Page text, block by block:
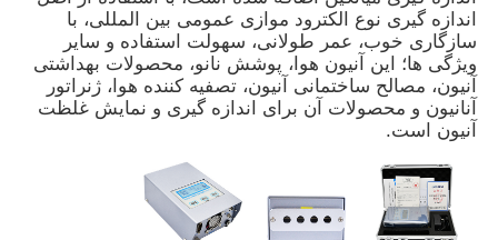
اندازه گیری نوع الکترود موازی عمومی بین المللی، با
سازگاری خوب، عمر طولانی، سهولت استفاده و سایر
ویژگی ها؛ این آنیون هوا، پوشش نانو، محصولات بهداشتی
آنیون، مصالح ساختمانی آنیون، تصفیه کننده هوا، ژنراتور
آنانیون و محصولات آن برای اندازه گیری و نمایش غلظت
آنیون است.